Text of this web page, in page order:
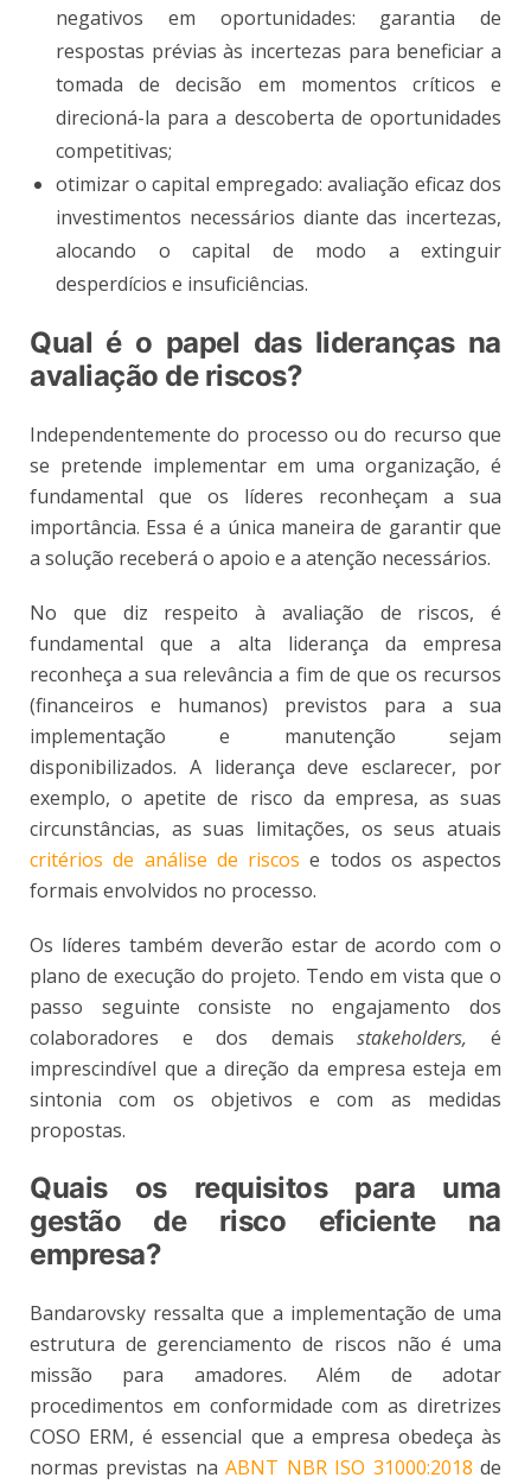
negativos em oportunidades: garantia de
respostas prévias às incertezas para beneficiar a
tomada de decisão em momentos críticos e
direcioná-la para a descoberta de oportunidades
competitivas;
otimizar o capital empregado: avaliação eficaz dos
investimentos necessários diante das incertezas,
alocando o capital de modo a extinguir
desperdícios e insuficiências.
Qual é o papel das lideranças na
avaliação de riscos?
Independentemente do processo ou do recurso que
se pretende implementar em uma organização, é
fundamental que os líderes reconheçam a sua
importância. Essa é a única maneira de garantir que
a solução receberá o apoio e a atenção necessários.
No que diz respeito à avaliação de riscos, é
fundamental que a alta liderança da empresa
reconheça a sua relevância a fim de que os recursos
(financeiros e humanos) previstos para a sua
implementação e manutenção sejam
disponibilizados. A liderança deve esclarecer, por
exemplo, o apetite de risco da empresa, as suas
circunstâncias, as suas limitações, os seus atuais
critérios de análise de riscos e todos os aspectos
formais envolvidos no processo.
Os líderes também deverão estar de acordo com o
plano de execução do projeto. Tendo em vista que o
passo seguinte consiste no engajamento dos
colaboradores e dos demaisstakeholders, é
imprescindível que a direção da empresa esteja em
sintonia com os objetivos e com as medidas
propostas.
Quais os requisitos para uma
gestão de risco eficiente na
empresa?
Bandarovsky ressalta que a implementação de uma
estrutura de gerenciamento de riscos não é uma
missão para amadores. Além de adotar
procedimentos em conformidade com as diretrizes
COSO ERM, é essencial que a empresa obedeça às
normas previstas naABNT NBR ISO 31000:2018 de